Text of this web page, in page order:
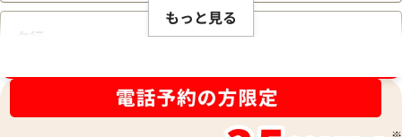
タ行
もっと見る